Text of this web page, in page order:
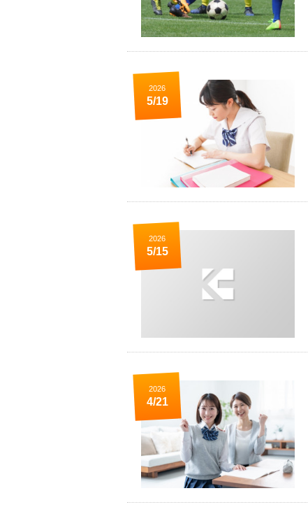
2026
5/19
2026
5/15
2026
4/21